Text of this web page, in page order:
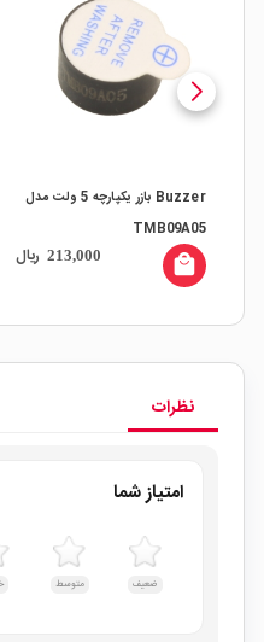
Buzzer بازر یکپارچه 5 ولت مدل
TMB09A05
213,000 ریال local_mall
نظرات
امتیاز شما
ضعیف متوسط